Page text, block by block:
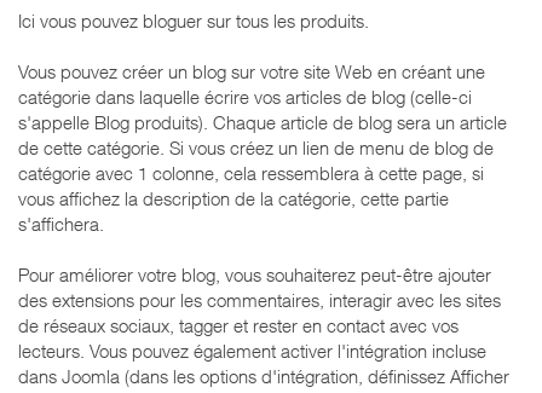
Ici vous pouvez bloguer sur tous les produits.
Vous pouvez créer un blog sur votre site Web en créant une
catégorie dans laquelle écrire vos articles de blog (celle-ci
s'appelle Blog produits). Chaque article de blog sera un article
de cette catégorie. Si vous créez un lien de menu de blog de
catégorie avec 1 colonne, cela ressemblera à cette page, si
vous affichez la description de la catégorie, cette partie
s'affichera.
Pour améliorer votre blog, vous souhaiterez peut-être ajouter
des extensions pour les commentaires, interagir avec les sites
de réseaux sociaux, tagger et rester en contact avec vos
lecteurs. Vous pouvez également activer l'intégration incluse
dans Joomla (dans les options d'intégration, définissez Afficher